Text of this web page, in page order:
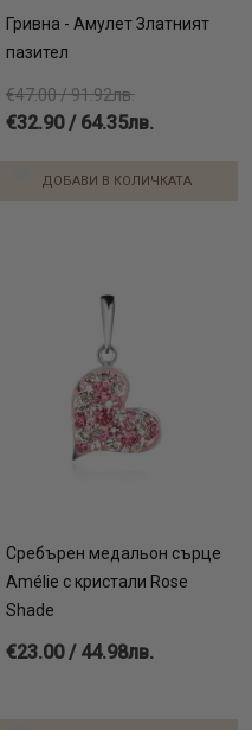
Гривна - Амулет Златният
пазител
€47.00 / 91.92лв.
€32.90 / 64.35лв.
ДОБАВИ В КОЛИЧКАТА
Сребърен медальон сърце
Amélie с кристали Rose
Shade
€23.00 / 44.98лв.